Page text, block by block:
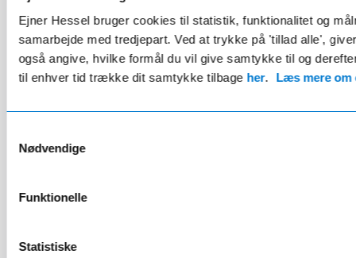
Ejner Hessel bruger cookies til statistik, funktionalitet og
samarbejde med tredjepart. Ved at trykke på 'tillad alle',
også angive, hvilke formål du vil give samtykke til og
til enhver tid trække dit samtykke tilbage her. Læs mere om
Nødvendige
Funktionelle
Statistiske